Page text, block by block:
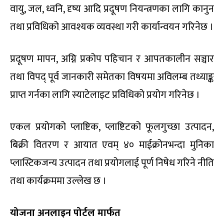
वायु, जल, ध्वनि, दृष्य आदि प्रदूषण नियन्त्रणका लागि कानुन
तथा प्रविधिको आवश्यक व्यवस्था गरी कार्यान्वयन गरिनेछ ।
प्रदूषण मापन, अग्नि प्रकोप पहिचान र आपतकालीन सञ्चार
तथा विपद् पूर्व जानकारी समेतका विषयमा अविलम्ब तथ्याङ्क
प्राप्त गर्नका लागि स्याटेलाइट प्रविधिको प्रयोग गरिनेछ ।
एकल प्रयोगको प्लाष्टिक, प्लाष्टिटको फूलगुच्छा उत्पादन,
बिक्री वितरण र आयात एवम् ४० माईक्रोनभन्दा मुनिका
प्लास्टिकजन्य उत्पादन तथा प्रयोगलाई पूर्ण निषेध गरिने नीति
तथा कार्यक्रममा उल्लेख छ ।
योजना अनलाइन पोर्टल मार्फत